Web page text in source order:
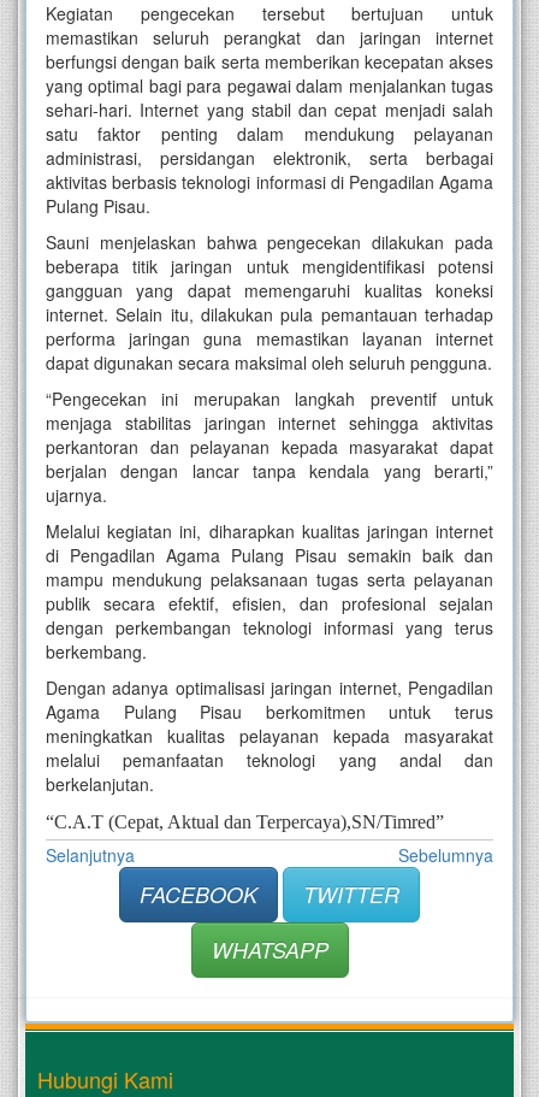
Kegiatan pengecekan tersebut bertujuan untuk
memastikan seluruh perangkat dan jaringan internet
berfungsi dengan baik serta memberikan kecepatan akses
yang optimal bagi para pegawai dalam menjalankan tugas
sehari-hari. Internet yang stabil dan cepat menjadi salah
satu faktor penting dalam mendukung pelayanan
administrasi, persidangan elektronik, serta berbagai
aktivitas berbasis teknologi informasi di Pengadilan Agama
Pulang Pisau.
Sauni menjelaskan bahwa pengecekan dilakukan pada
beberapa titik jaringan untuk mengidentifikasi potensi
gangguan yang dapat memengaruhi kualitas koneksi
internet. Selain itu, dilakukan pula pemantauan terhadap
performa jaringan guna memastikan layanan internet
dapat digunakan secara maksimal oleh seluruh pengguna.
“Pengecekan ini merupakan langkah preventif untuk
menjaga stabilitas jaringan internet sehingga aktivitas
perkantoran dan pelayanan kepada masyarakat dapat
berjalan dengan lancar tanpa kendala yang berarti,”
ujarnya.
Melalui kegiatan ini, diharapkan kualitas jaringan internet
di Pengadilan Agama Pulang Pisau semakin baik dan
mampu mendukung pelaksanaan tugas serta pelayanan
publik secara efektif, efisien, dan profesional sejalan
dengan perkembangan teknologi informasi yang terus
berkembang.
Dengan adanya optimalisasi jaringan internet, Pengadilan
Agama Pulang Pisau berkomitmen untuk terus
meningkatkan kualitas pelayanan kepada masyarakat
melalui pemanfaatan teknologi yang andal dan
berkelanjutan.
“C.A.T (Cepat, Aktual dan Terpercaya),SN/Timred”
Selanjutnya Sebelumnya
FACEBOOK
TWITTER
WHATSAPP
Hubungi Kami